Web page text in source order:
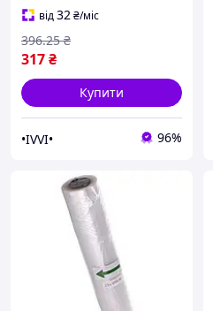
від32₴/міс
317₴
396.25 ₴
Купити
•IVVI• 96%